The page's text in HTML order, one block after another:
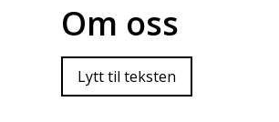
Om oss
Lytt til teksten